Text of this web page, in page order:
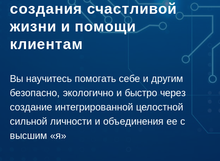
создания счастливой
жизни и помощи
клиентам
Вы научитесь помогать себе и другим
безопасно, экологично и быстро через
создание интегрированной целостной
сильной личности и объединения ее с
высшим «я»